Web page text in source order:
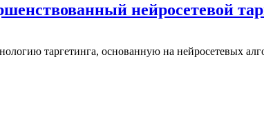
нейросетевой
таргетинга, основанную на нейросетевых